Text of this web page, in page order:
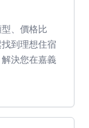
、價格比
到理想住宿
決您在嘉義